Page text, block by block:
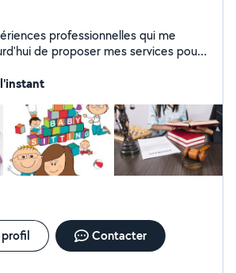
professionnelles qui me
de proposer mes services pour
Grasse et ses alentours. Je viens
N'hésitez pas à me contacter
Contacter